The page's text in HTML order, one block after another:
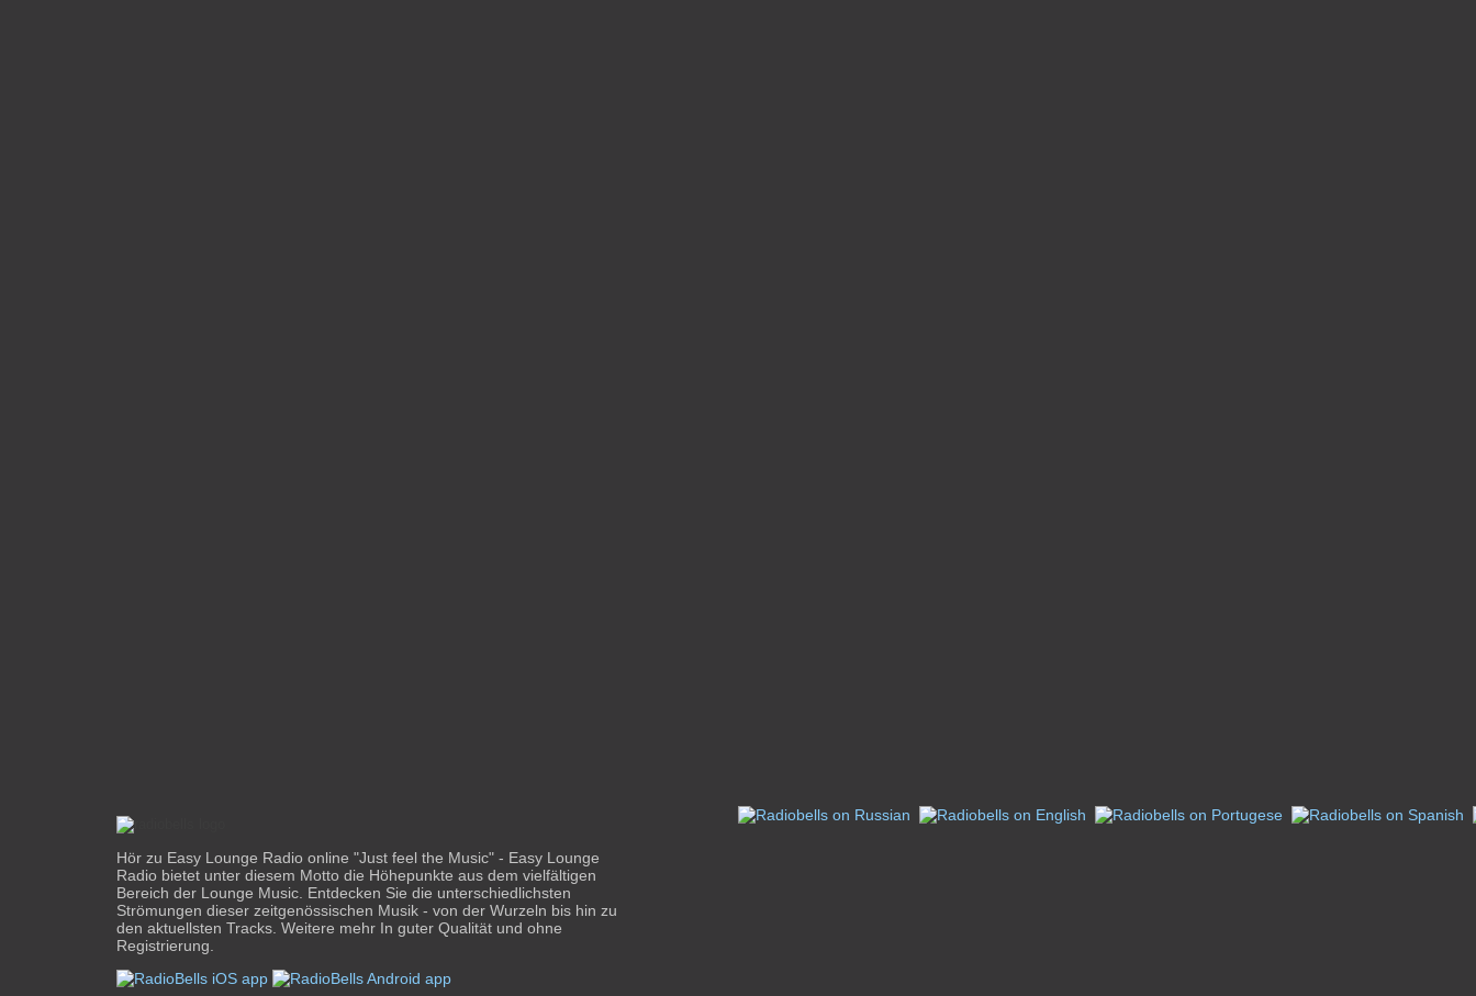
Hör zu Easy Lounge Radio online "Just feel the Music" - Easy Lounge
Radio bietet unter diesem Motto die Höhepunkte aus dem vielfältigen
Bereich der Lounge Music. Entdecken Sie die unterschiedlichsten
Strömungen dieser zeitgenössischen Musik - von der Wurzeln bis hin zu
den aktuellsten Tracks. Weitere mehr In guter Qualität und ohne
Registrierung.